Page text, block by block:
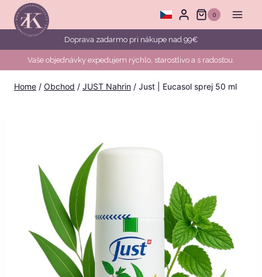
Skip
content
0
Doprava zadarmo pri nákupe nad 99€
Vaše objednávky expedujem rýchlo, starostlivo a s radosťou.
Home / Obchod / JUST Nahrin / Just | Eucasol sprej 50 ml